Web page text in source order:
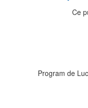
Ce
Program de